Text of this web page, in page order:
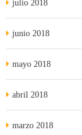
julio 2018
junio 2018
mayo 2018
abril 2018
marzo 2018